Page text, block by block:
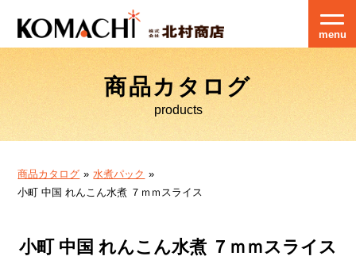
menu
商品カタログ
products
商品カタログ
水煮パック
小町 中国 れんこん水煮 ７ｍｍスライス
小町 中国 れんこん水煮 ７ｍｍスライス